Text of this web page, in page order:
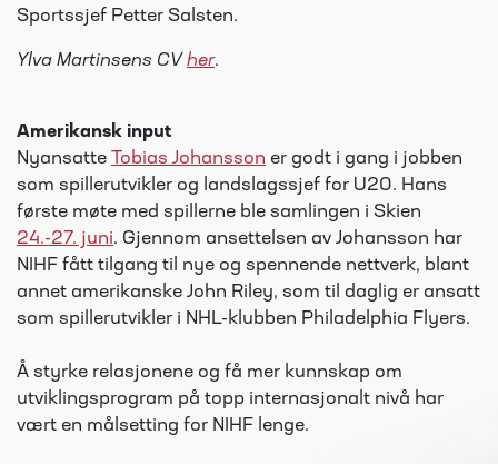
Sportssjef Petter Salsten.
Ylva Martinsens CV her.
Amerikansk input
Nyansatte
Tobias Johansson er godt i gang i jobben
som spillerutvikler og landslagssjef for U20. Hans
første møte med spillerne ble samlingen i Skien
24.-27. juni. Gjennom ansettelsen av Johansson har
NIHF fått tilgang til nye og spennende nettverk, blant
annet amerikanske John Riley, som til daglig er ansatt
som spillerutvikler i NHL-klubben Philadelphia Flyers.
Å styrke relasjonene og få mer kunnskap om
utviklingsprogram på topp internasjonalt nivå har
vært en målsetting for NIHF lenge.